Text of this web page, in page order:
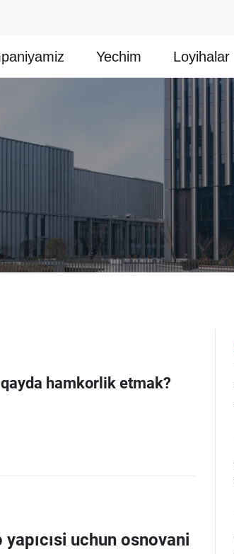
Yechim Loyihalar
hamkorlik etmak?
uchun osnovani